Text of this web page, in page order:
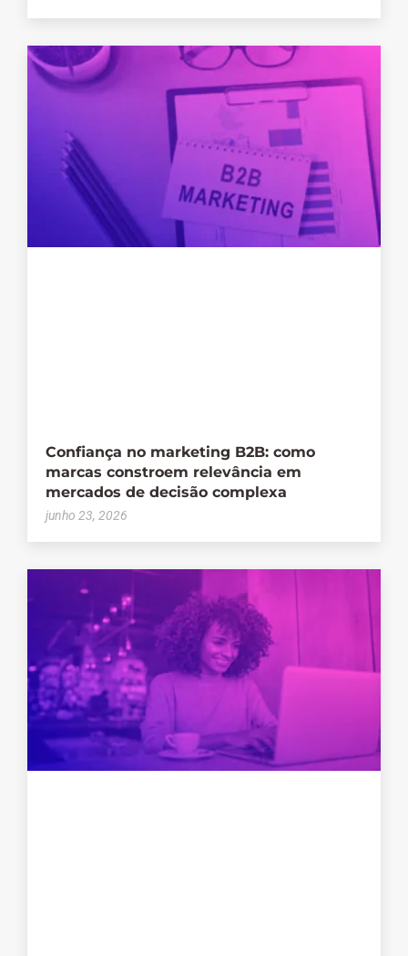
Confiança no marketing B2B: como
marcas constroem relevância em
mercados de decisão complexa
junho 23, 2026